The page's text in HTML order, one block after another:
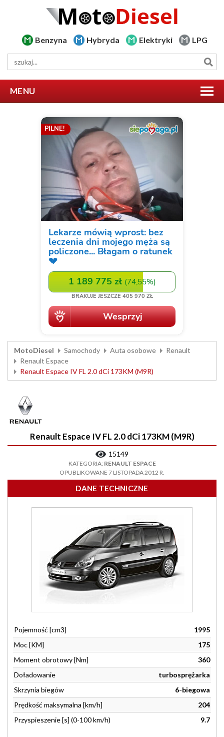
Benzyna Hybryda Elektryki LPG
MENU
MotoDiesel Samochody Auta osobowe
Renault
Renault Espace
Renault Espace IV FL 2.0 dCi 173KM (M9R)
Renault Espace IV FL 2.0 dCi 173KM (M9R)
15149
KATEGORIA: RENAULT ESPACE
OPUBLIKOWANE 7 LISTOPADA 2012 R.
DANE TECHNICZNE
Pojemność [cm3]
1995
Moc [KM]
175
Moment obrotowy [Nm]
360
Doładowanie
turbosprężarka
Skrzynia biegów
6-biegowa
Prędkość maksymalna [km/h]
204
Przyspieszenie [s] (0-100 km/h)
9.7